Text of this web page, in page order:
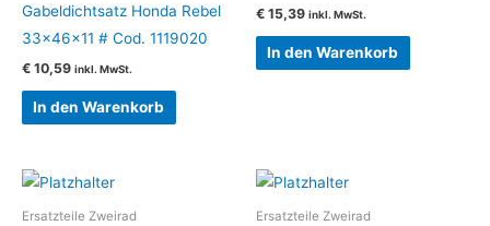
Gabeldichtsatz Honda Rebel
33x46x11 # Cod. 1119020
€ 10,59 inkl. MwSt.
In den Warenkorb
€ 15,39 inkl. MwSt.
In den Warenkorb
Ersatzteile Zweirad Ersatzteile Zweirad